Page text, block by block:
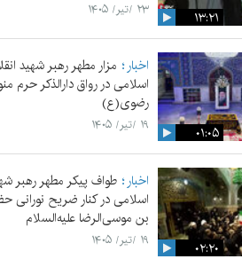
۱۳:۲۱ ۲۳ /تیر/ ۱۴۰۵
۰۱:۰۵
اخبار مزار مطهر رهبر شهید
اسلامی در رواق دارالذکر حرم
رضوی(ع)
۱۹ /تیر/ ۱۴۰۵
۰۲:۲۰
اخبار طواف پیکر مطهر رهبر
اسلامی در کنار ضریح
بن موسی‌الرضا علیه‌السلام
۱۹ /تیر/ ۱۴۰۵